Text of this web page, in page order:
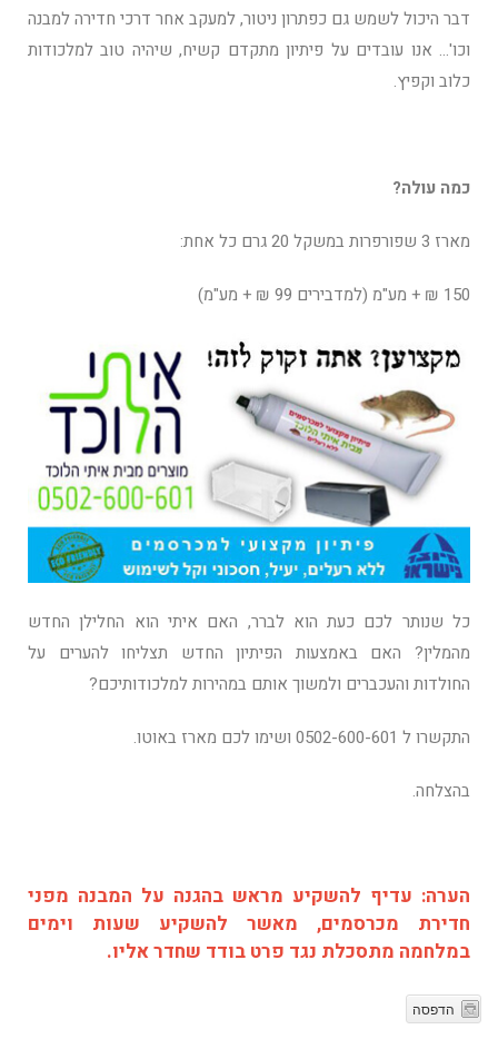
דבר היכול לשמש גם כפתרון ניטור, למעקב אחר דרכי חדירה למבנה
וכו'… אנו עובדים על פיתיון מתקדם קשיח, שיהיה טוב למלכודות
כלוב וקפיץ.
כמה עולה?
מארז 3 שפורפרות במשקל 20 גרם כל אחת:
150 ₪ + מע"מ (למדבירים 99 ₪ + מע"מ)
כל שנותר לכם כעת הוא לברר, האם איתי הוא החלילן החדש
מהמלין? האם באמצעות הפיתיון החדש תצליחו להערים על
החולדות והעכברים ולמשוך אותם במהירות למלכודותיכם?
התקשרו ל 0502-600-601 ושימו לכם מארז באוטו.
בהצלחה.
הערה: עדיף להשקיע מראש בהגנה על המבנה מפני
חדירת מכרסמים, מאשר להשקיע שעות וימים
במלחמה מתסכלת נגד פרט בודד שחדר אליו.
הדפסה